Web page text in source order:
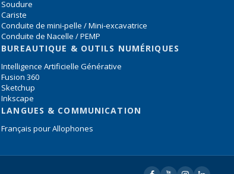
Soudure
Cariste
Conduite de mini-pelle / Mini-excavatrice
Conduite de Nacelle / PEMP
BUREAUTIQUE & OUTILS NUMÉRIQUES
Intelligence Artificielle Générative
Fusion 360
Sketchup
Inkscape
LANGUES & COMMUNICATION
Français pour Allophones